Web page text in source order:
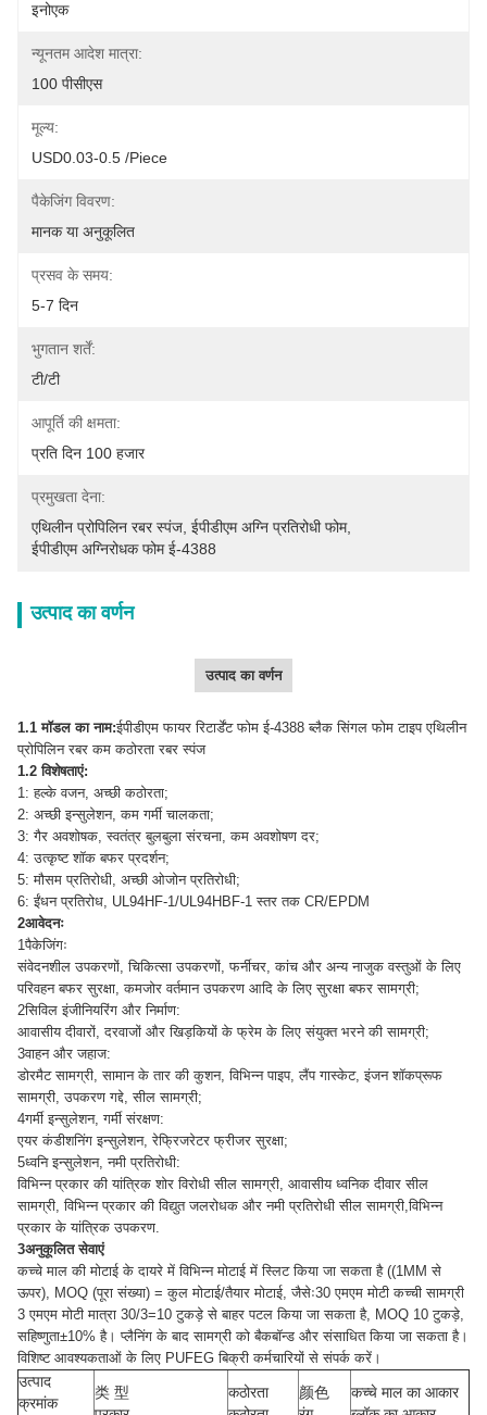
इनोएक
न्यूनतम आदेश मात्रा:
100 पीसीएस
मूल्य:
USD0.03-0.5 /piece
पैकेजिंग विवरण:
मानक या अनुकूलित
प्रसव के समय:
5-7 दिन
भुगतान शर्तें:
टी/टी
आपूर्ति की क्षमता:
प्रति दिन 100 हजार
प्रमुखता देना:
एथिलीन प्रोपिलिन रबर स्पंज ईपीडीएम अग्नि प्रतिरोधी फोम,
ईपीडीएम अग्निरोधक फोम ई-4388
उत्पाद का वर्णन
उत्पाद का वर्णन
1.1 मॉडल का नाम:ईपीडीएम फायर रिटार्डेंट फोम ई-4388 ब्लैक सिंगल फोम टाइप एथिलीन
प्रोपिलिन रबर कम कठोरता रबर स्पंज
1.2 विशेषताएं:
1: हल्के वजन, अच्छी कठोरता;
2: अच्छी इन्सुलेशन, कम गर्मी चालकता;
3: गैर अवशोषक, स्वतंत्र बुलबुला संरचना, कम अवशोषण दर;
4: उत्कृष्ट शॉक बफर प्रदर्शन;
5: मौसम प्रतिरोधी, अच्छी ओजोन प्रतिरोधी;
6: ईंधन प्रतिरोध, UL94HF-1/UL94HBF-1 स्तर तक CR/EPDM
2आवेदनः
1पैकेजिंगः
संवेदनशील उपकरणों, चिकित्सा उपकरणों, फर्नीचर, कांच और अन्य नाजुक वस्तुओं के लिए
परिवहन बफर सुरक्षा, कमजोर वर्तमान उपकरण आदि के लिए सुरक्षा बफर सामग्री;
2सिविल इंजीनियरिंग और निर्माण:
आवासीय दीवारों, दरवाजों और खिड़कियों के फ्रेम के लिए संयुक्त भरने की सामग्री;
3वाहन और जहाज:
डोरमैट सामग्री, सामान के तार की कुशन, विभिन्न पाइप, लैंप गास्केट, इंजन शॉकप्रूफ
सामग्री, उपकरण गद्दे, सील सामग्री;
4गर्मी इन्सुलेशन, गर्मी संरक्षण:
एयर कंडीशनिंग इन्सुलेशन, रेफ्रिजरेटर फ्रीजर सुरक्षा;
5ध्वनि इन्सुलेशन, नमी प्रतिरोधी:
विभिन्न प्रकार की यांत्रिक शोर विरोधी सील सामग्री, आवासीय ध्वनिक दीवार सील
सामग्री, विभिन्न प्रकार की विद्युत जलरोधक और नमी प्रतिरोधी सील सामग्री,विभिन्न
प्रकार के यांत्रिक उपकरण.
3अनुकूलित सेवाएं
कच्चे माल की मोटाई के दायरे में विभिन्न मोटाई में स्लिट किया जा सकता है ((1MM से
ऊपर), MOQ (पूरा संख्या) = कुल मोटाई/तैयार मोटाई, जैसेः30 एमएम मोटी कच्ची सामग्री
3 एमएम मोटी मात्रा 30/3=10 टुकड़े से बाहर पटल किया जा सकता है, MOQ 10 टुकड़े,
सहिष्णुता±10% है। प्लैनिंग के बाद सामग्री को बैकबॉन्ड और संसाधित किया जा सकता है।
विशिष्ट आवश्यकताओं के लिए PUFEG बिक्री कर्मचारियों से संपर्क करें।
उत्पाद
क्रमांक
类 型
कठोरता
颜色
कच्चे माल का आकार